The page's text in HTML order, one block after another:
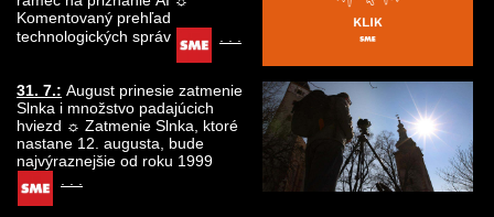
Komentovaný prehľad
technologických správ
31. 7.: August prinesie zatmenie
Slnka i množstvo padajúcich
hviezd ☼ Zatmenie Slnka, ktoré
nastane 12. augusta, bude
najvýraznejšie od roku 1999